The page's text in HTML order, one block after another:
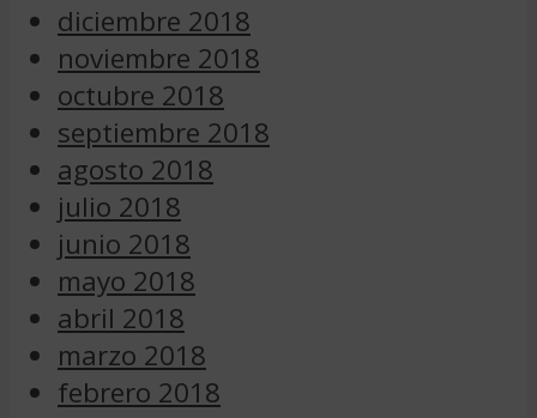
diciembre 2018
noviembre 2018
octubre 2018
septiembre 2018
agosto 2018
julio 2018
junio 2018
mayo 2018
abril 2018
marzo 2018
febrero 2018